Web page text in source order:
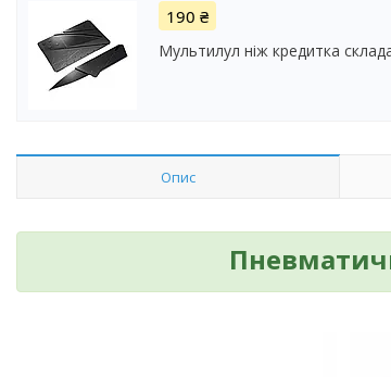
190 ₴
Мультилул ніж кредитка
Опис